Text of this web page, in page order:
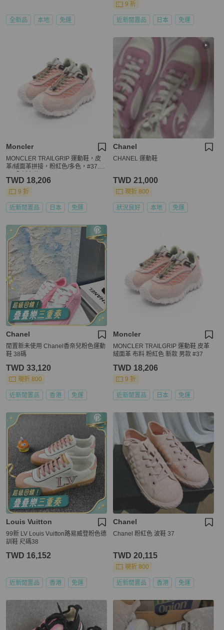
全新品 本地 免運
9 折
近新閒置品 日本 免運
Moncler
MONCLER TRAILGRIP 運動鞋，皮
革/絨面革拼接，粉紅色/多色，#37.
TWD 18,206
9 折
近新閒置品 日本 免運
Chanel
CHANEL 運動鞋
TWD 21,000
現折 800
狀況良好 本地 免運
Chanel
閒置新未使用 Chanel香奈兒粉色運動
鞋 38碼
TWD 33,120
現折 800
近新閒置品 香港 免運
Moncler
MONCLER TRAILGRIP 運動鞋 皮革
絨面革 布料 粉紅色 新款 男款 #37
TWD 18,206
9 折
近新閒置品 日本 免運
Louis Vuitton
99新 LV Louis Vuitton路易威登粉色德
訓鞋 尺碼38
TWD 16,152
近新閒置品 香港 免運
Chanel
Chanel 粉紅色 波鞋 37
TWD 20,115
現折 800
近新閒置品 香港 免運